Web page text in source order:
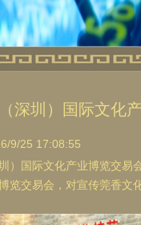
深圳）国际文化
9/25 17:08:55
国际文化产业博览交易
交易会，对宣传莞香文